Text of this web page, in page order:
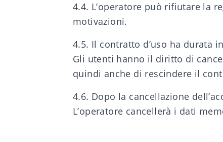
4.4. L’operatore può rifiutare la
motivazioni.
4.5. Il contratto d’uso ha durata
Gli utenti hanno il diritto di
quindi anche di rescindere il
4.6. Dopo la cancellazione
L’operatore cancellerà i dati